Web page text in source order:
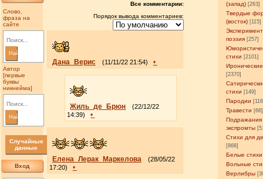
Слово,
фраза на
сайте
Найти
Автор
[первые
буквы
никнейма]
Найти
Случайные
данные
Вход
(запад) [263]
Твердые
(восток) [115]
поэзия [257]
стихи [2101]
[2370]
стихи [149]
Пародии
Травести [66]
Подражания
экспромты
Стихи для
[868]
Белые стихи
Вольные
Верлибры
Все комментарии:
Порядок вывода комментариев:
Дана_Верис (11/11/22 21:54) •
Жиль_де_Брюн
(22/12/22
14:39)
•
Елена_Лерак_Маркелова
(28/05/22
17:20)
•